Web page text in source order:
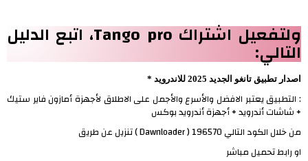
ولتفعيل اشتراك Tango pro، اتبع الدليل
التالي:
اصدار تطبيق تانغو الجديد 2025 للاندرويد *
: التطبيق يعتبر الافضل والأسرع والأجمل على الاطلاق لأجهزة أمازون فاير ستيك
+ شاشات أندرويد + أجهزة أندرويد بوكس
من خلال الكود التالي 196570 ( Dawnloader ) تنزيل عن طريق
او رابط تحميل مباشر